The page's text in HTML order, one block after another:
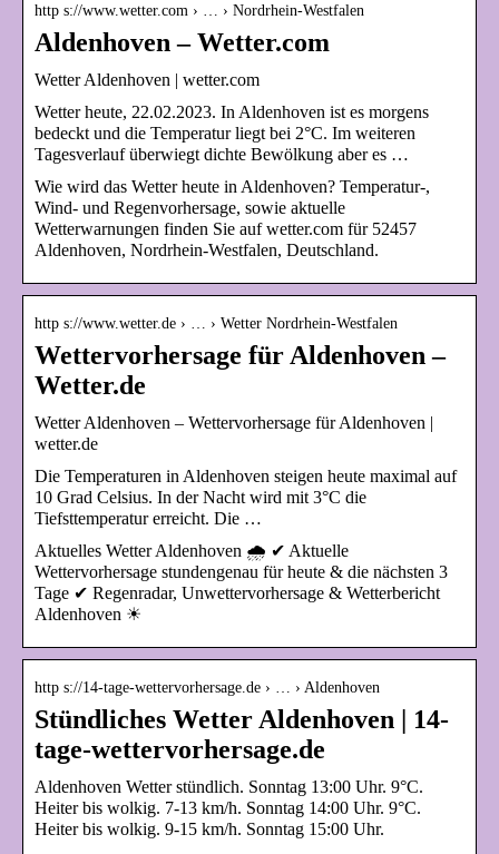
http s://www.wetter.com › … › Nordrhein-Westfalen
Aldenhoven – Wetter.com
Wetter Aldenhoven | wetter.com
Wetter heute, 22.02.2023. In Aldenhoven ist es morgens
bedeckt und die Temperatur liegt bei 2°C. Im weiteren
Tagesverlauf überwiegt dichte Bewölkung aber es …
Wie wird das Wetter heute in Aldenhoven? Temperatur-,
Wind- und Regenvorhersage, sowie aktuelle
Wetterwarnungen finden Sie auf wetter.com für 52457
Aldenhoven, Nordrhein-Westfalen, Deutschland.
http s://www.wetter.de › … › Wetter Nordrhein-Westfalen
Wettervorhersage für Aldenhoven –
Wetter.de
Wetter Aldenhoven – Wettervorhersage für Aldenhoven |
wetter.de
Die Temperaturen in Aldenhoven steigen heute maximal auf
10 Grad Celsius. In der Nacht wird mit 3°C die
Tiefsttemperatur erreicht. Die …
Aktuelles Wetter Aldenhoven 🌧️ ✔ Aktuelle
Wettervorhersage stundengenau für heute & die nächsten 3
Tage ✔ Regenradar, Unwettervorhersage & Wetterbericht
Aldenhoven ☀
http s://14-tage-wettervorhersage.de › … › Aldenhoven
Stündliches Wetter Aldenhoven | 14-
tage-wettervorhersage.de
Aldenhoven Wetter stündlich. Sonntag 13:00 Uhr. 9°C.
Heiter bis wolkig. 7-13 km/h. Sonntag 14:00 Uhr. 9°C.
Heiter bis wolkig. 9-15 km/h. Sonntag 15:00 Uhr.